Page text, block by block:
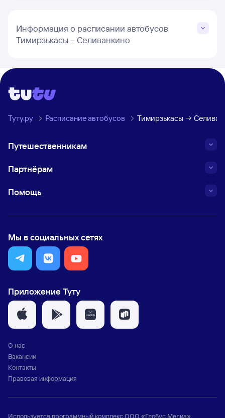
Информация о расписании автобусов
Тимирзькасы – Селиванкино
Туту.ру Расписание автобусов Тимирзькасы →
Путешественникам
Партнёрам
Помощь
Мы в социальных сетях
Приложение Туту
О нас
Вакансии
Контакты
Правовая информация
Используется программный комплексООО «Глобус Медиа»